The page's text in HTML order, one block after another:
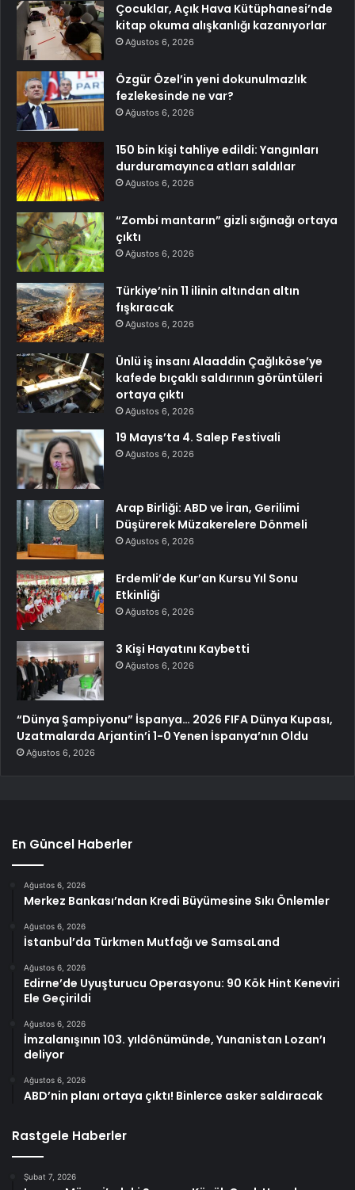
Çocuklar, Açık Hava Kütüphanesi’nde
kitap okuma alışkanlığı kazanıyorlar
Ağustos 6, 2026
Özgür Özel’in yeni dokunulmazlık
fezlekesinde ne var?
Ağustos 6, 2026
150 bin kişi tahliye edildi: Yangınları
durduramayınca atları saldılar
Ağustos 6, 2026
“Zombi mantarın” gizli sığınağı ortaya
çıktı
Ağustos 6, 2026
Türkiye’nin 11 ilinin altından altın
fışkıracak
Ağustos 6, 2026
Ünlü iş insanı Alaaddin Çağlıköse’ye
kafede bıçaklı saldırının görüntüleri
ortaya çıktı
Ağustos 6, 2026
19 Mayıs’ta 4. Salep Festivali
Ağustos 6, 2026
Arap Birliği: ABD ve İran, Gerilimi
Düşürerek Müzakerelere Dönmeli
Ağustos 6, 2026
Erdemli’de Kur’an Kursu Yıl Sonu
Etkinliği
Ağustos 6, 2026
3 Kişi Hayatını Kaybetti
Ağustos 6, 2026
“Dünya Şampiyonu” İspanya… 2026 FIFA Dünya Kupası,
Uzatmalarda Arjantin’i 1-0 Yenen İspanya’nın Oldu
Ağustos 6, 2026
En Güncel Haberler
Ağustos 6, 2026
Merkez Bankası’ndan Kredi Büyümesine Sıkı Önlemler
Ağustos 6, 2026
İstanbul’da Türkmen Mutfağı ve SamsaLand
Ağustos 6, 2026
Edirne’de Uyuşturucu Operasyonu: 90 Kök Hint Keneviri
Ele Geçirildi
Ağustos 6, 2026
İmzalanışının 103. yıldönümünde, Yunanistan Lozan’ı
deliyor
Ağustos 6, 2026
ABD’nin planı ortaya çıktı! Binlerce asker saldıracak
Rastgele Haberler
Şubat 7, 2026